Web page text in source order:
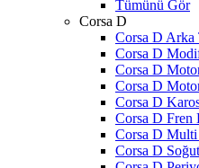
Tümünü Gör
Corsa D
Corsa D Arka
Corsa D
Corsa D
Corsa D
Corsa D
Corsa D Fren
Corsa D Multi
Corsa D